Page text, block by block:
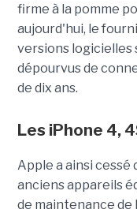
firme à la pomme
aujourd'hui, le
versions logicielles
dépourvus de
de dix ans.
Les iPhone 4,
Apple a ainsi
anciens appareils
de maintenance de